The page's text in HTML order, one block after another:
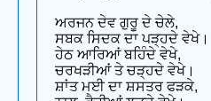
ਅਰਜਨ ਦੇਵ ਗੁਰੂ ਦੇ ਚੇਲੇ,
ਸਬਕ ਸਿਦਕ ਦਾ ਪੜ੍ਹਦੇ ਵੇਖੇ।
ਹੇਠ ਆਰਿਆਂ ਬਹਿੰਦੇ ਵੇਖੇ,
ਚਰਖੜੀਆਂ ਤੇ ਚੜ੍ਹਦੇ ਵੇਖੇ।
ਸ਼ਾਂਤ ਮਈ ਦਾ ਸ਼ਸਤਰ ਫੜਕੇ,